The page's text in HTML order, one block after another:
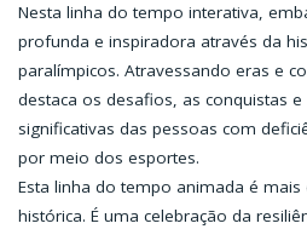
Nesta linha do tempo interativa,
profunda e inspiradora através da
paralímpicos. Atravessando eras e
destaca os desafios, as conquistas e
significativas das pessoas com
por meio dos esportes.
Esta linha do tempo animada é
histórica. É uma celebração da